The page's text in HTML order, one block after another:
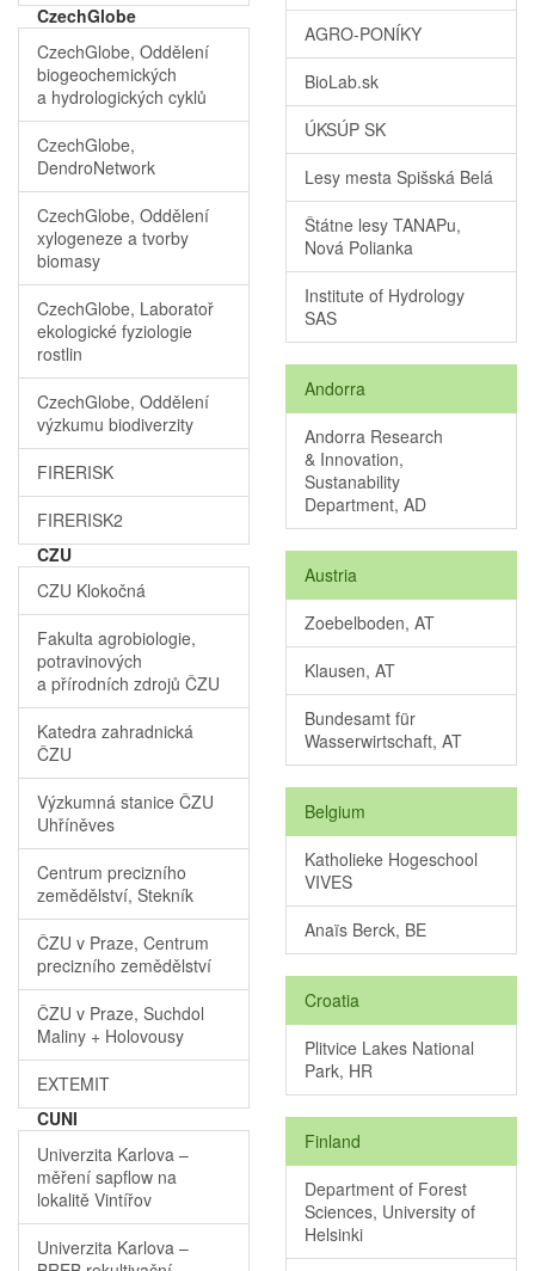
CzechGlobe
CzechGlobe, Oddělení
biogeochemických
a hydrologických cyklů
CzechGlobe,
DendroNetwork
CzechGlobe, Oddělení
xylogeneze a tvorby
biomasy
CzechGlobe, Laboratoř
ekologické fyziologie
rostlin
CzechGlobe, Oddělení
výzkumu biodiverzity
FIRERISK
FIRERISK2
CZU
CZU Klokočná
Fakulta agrobiologie,
potravinových
a přírodních zdrojů ČZU
Katedra zahradnická
ČZU
Výzkumná stanice ČZU
Uhříněves
Centrum precizního
zemědělství, Stekník
ČZU v Praze, Centrum
precizního zemědělství
ČZU v Praze, Suchdol
Maliny + Holovousy
EXTEMIT
CUNI
Univerzita Karlova –
měření sapflow na
lokalitě Vintířov
Univerzita Karlova –
AGRO-PONÍKY
BioLab.sk
ÚKSÚP SK
Lesy mesta Spišská Belá
Štátne lesy TANAPu,
Nová Polianka
Institute of Hydrology
SAS
Andorra
Andorra Research
& Innovation,
Sustanability
Department, AD
Austria
Zoebelboden, AT
Klausen, AT
Bundesamt für
Wasserwirtschaft, AT
Belgium
Katholieke Hogeschool
VIVES
Anaïs Berck, BE
Croatia
Plitvice Lakes National
Park, HR
Finland
Department of Forest
Sciences, University of
Helsinki